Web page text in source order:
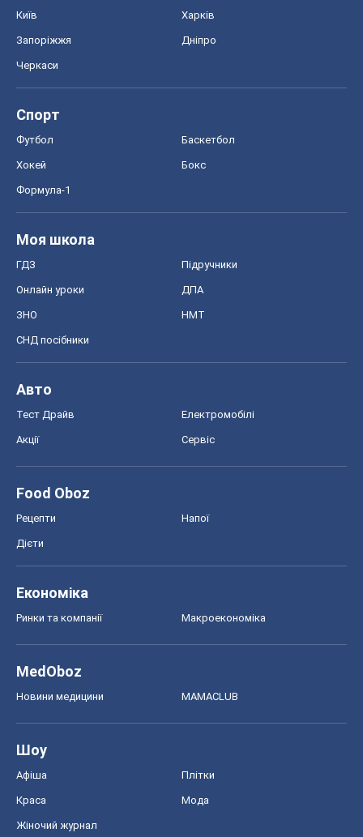
Київ Харків
Запоріжжя Дніпро
Черкаси
Спорт
Футбол Баскетбол
Хокей Бокс
Формула-1
Моя школа
ГДЗ Підручники
Онлайн уроки ДПА
ЗНО НМТ
СНД посібники
Авто
Тест Драйв Електромобілі
Акції Сервіс
Food Oboz
Рецепти Напої
Дієти
Економіка
Ринки та компанії Макроекономіка
MedOboz
Новини медицини MAMACLUB
Шоу
Афіша Плітки
Краса Мода
Жіночий журнал